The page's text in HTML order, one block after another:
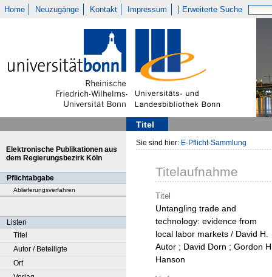
Home Neuzugänge Kontakt Impressum Erweiterte Suche
Titel
Elektronische Publikationen aus
dem Regierungsbezirk Köln
Pflichtabgabe
Ablieferungsverfahren
Listen
Titel
Autor / Beteiligte
Ort
Sie sind hier: E-Pflicht-Sammlung
Titelaufnahme
Titel
Untangling trade and
technology: evidence from
local labor markets / David H.
Autor ; David Dorn ; Gordon
Hanson